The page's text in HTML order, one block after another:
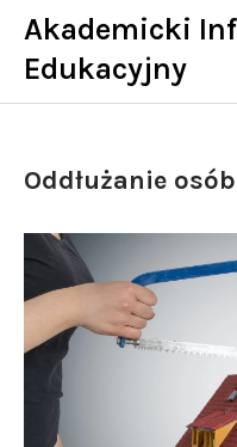
Skip
content
Akademicki
Edukacyjny
Oddłużanie